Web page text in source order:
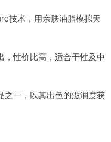
技术，用亲肤油脂模拟天
性价比高，适合干性及中
之一，以其出色的滋润度获